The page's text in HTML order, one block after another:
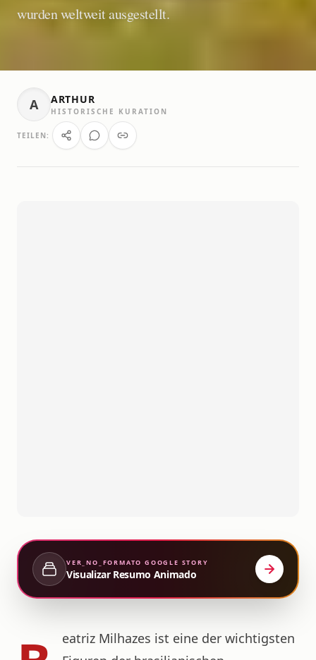
wurden weltweit ausgestellt.
A ARTHUR
HISTORISCHE KURATION
TEILEN:
VER_NO_FORMATO GOOGLE STORY
Visualizar Resumo Animado
eatriz Milhazes ist eine der wichtigsten